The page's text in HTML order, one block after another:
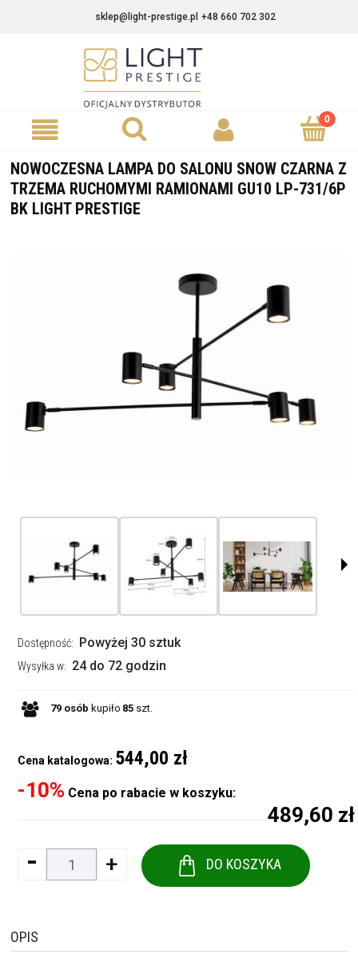
sklep@light-prestige.pl +48 660 702 302
NOWOCZESNA LAMPA DO SALONU SNOW CZARNA Z
TRZEMA RUCHOMYMI RAMIONAMI GU10 LP-731/6P
BK LIGHT PRESTIGE
Dostępność: Powyżej 30 sztuk
Wysyłka w: 24 do 72 godzin
79 osób kupiło 85 szt.
Cena katalogowa: 544,00 zł
-10% Cena po rabacie w koszyku:
489,60 zł
- + DO KOSZYKA
OPIS